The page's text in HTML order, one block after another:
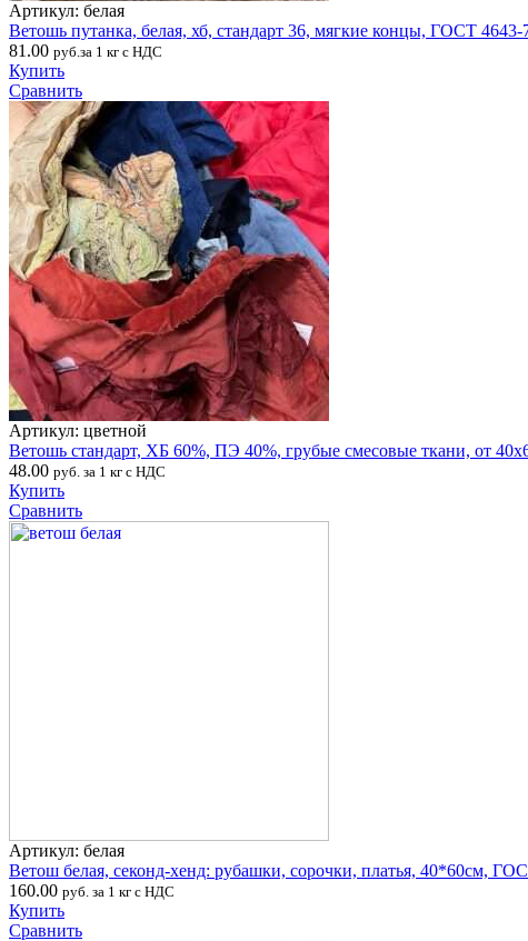
Артикул: белая
Ветошь путанка, белая, хб, стандарт 36, мягкие концы, ГОСТ 4643-
81.00 руб.за 1 кг с НДС
Купить
Сравнить
Артикул: цветной
Ветошь стандарт, ХБ 60%, ПЭ 40%, грубые смесовые ткани, от
48.00 руб. за 1 кг с НДС
Купить
Сравнить
Артикул: белая
Ветош белая, секонд-хенд: рубашки, сорочки, платья, 40*60см,
160.00 руб. за 1 кг с НДС
Купить
Сравнить